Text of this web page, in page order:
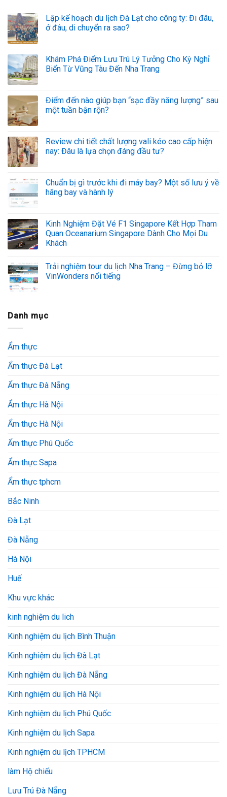
Lập kế hoạch du lịch Đà Lạt cho công ty: Đi đâu,
ở đâu, di chuyển ra sao?
Khám Phá Điểm Lưu Trú Lý Tưởng Cho Kỳ Nghỉ
Biển Từ Vũng Tàu Đến Nha Trang
Điểm đến nào giúp bạn “sạc đầy năng lượng” sau
một tuần bận rộn?
Review chi tiết chất lượng vali kéo cao cấp hiện
nay: Đâu là lựa chọn đáng đầu tư?
Chuẩn bị gì trước khi đi máy bay? Một số lưu ý về
hãng bay và hành lý
Kinh Nghiệm Đặt Vé F1 Singapore Kết Hợp Tham
Quan Oceanarium Singapore Dành Cho Mọi Du
Khách
Trải nghiệm tour du lịch Nha Trang – Đừng bỏ lỡ
VinWonders nổi tiếng
Danh mục
Ẩm thực
Ẩm thực Đà Lạt
Ẩm thực Đà Nẵng
Ẩm thực Hà Nội
Ẩm thực Hà Nội
Ẩm thực Phú Quốc
Ẩm thực Sapa
Ẩm thực tphcm
Bắc Ninh
Đà Lạt
Đà Nẵng
Hà Nội
Huế
Khu vực khác
kinh nghiệm du lich
Kinh nghiệm du lịch Bình Thuận
Kinh nghiệm du lịch Đà Lạt
Kinh nghiệm du lịch Đà Nẵng
Kinh nghiệm du lịch Hà Nội
Kinh nghiệm du lịch Phú Quốc
Kinh nghiệm du lịch Sapa
Kinh nghiệm du lịch TPHCM
làm Hộ chiếu
Lưu Trú Đà Nẵng